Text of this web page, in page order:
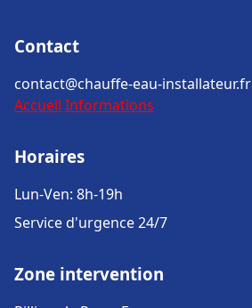
Contact
contact@chauffe-eau-installateur.fr
Accueil Informations
Horaires
Lun-Ven: 8h-19h
Service d'urgence 24/7
Zone intervention